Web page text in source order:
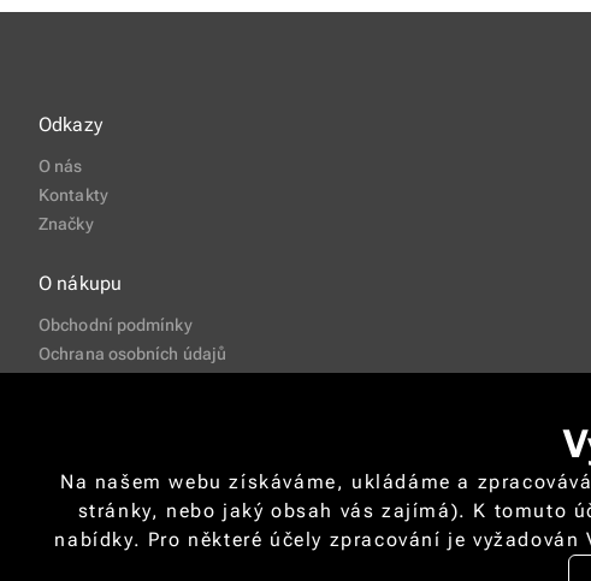
Na našem webu získáváme, ukládáme a
stránky, nebo jaký obsah vás zajímá). K tomuto
nabídky. Pro některé účely zpracování je
Odkazy
O nás
Kontakty
Značky
O nákupu
Obchodní podmínky
Ochrana osobních údajů